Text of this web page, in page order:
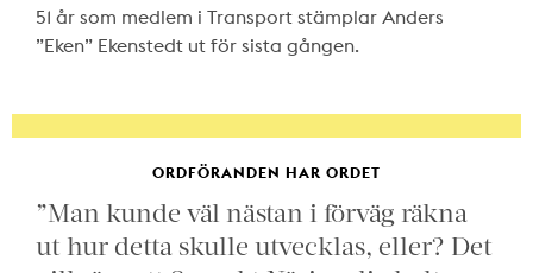
51 år som medlem i Transport stämplar Anders
”Eken” Ekenstedt ut för sista gången.
ORDFÖRANDEN HAR ORDET
”Man kunde väl nästan i förväg räkna
ut hur detta skulle utvecklas, eller? Det